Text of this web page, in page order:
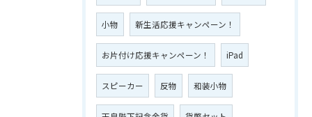
小物 新生活応援キャンペーン！
お片付け応援キャンペーン！ iPad
スピーカー 反物 和装小物